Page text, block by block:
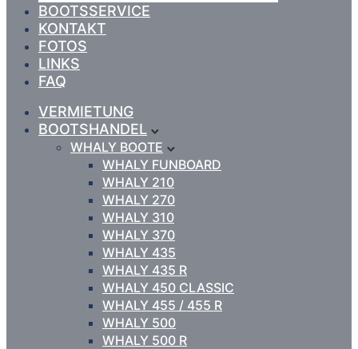
BOOTSSERVICE
KONTAKT
FOTOS
LINKS
FAQ
VERMIETUNG
BOOTSHANDEL
WHALY BOOTE
WHALY FUNBOARD
WHALY 210
WHALY 270
WHALY 310
WHALY 370
WHALY 435
WHALY 435 R
WHALY 450 CLASSIC
WHALY 455 / 455 R
WHALY 500
WHALY 500 R